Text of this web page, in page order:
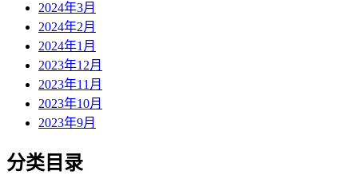
2024年3月
2024年2月
2024年1月
2023年12月
2023年11月
2023年10月
2023年9月
分类目录